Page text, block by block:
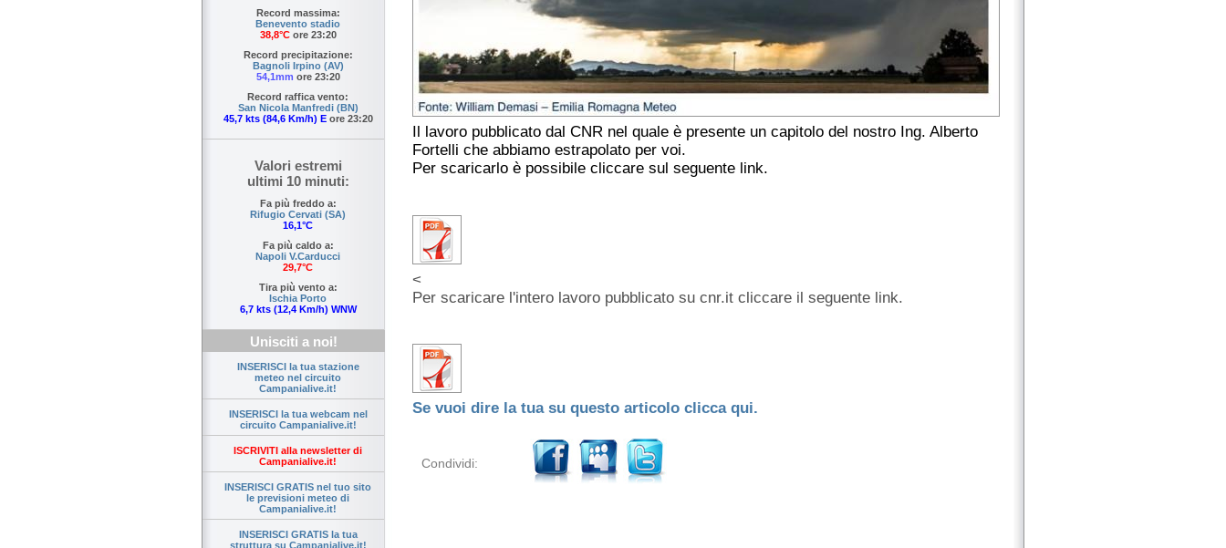
Record massima:
Benevento stadio
38,8°Core 23:20
Record precipitazione:
Bagnoli Irpino (AV)
54,1mm ore 23:20
Record raffica vento:
San Nicola Manfredi (BN)
45,7 kts (84,6 Km/h) Eore 23:20
Valori estremi
ultimi 10 minuti:
Fa più freddo a:
Rifugio Cervati (SA)
16,1°C
Fa più caldo a:
Napoli V.Carducci
29,7°C
Tira più vento a:
Ischia Porto
6,7 kts (12,4 Km/h) WNW
Unisciti a noi!
INSERISCI la tua stazione
meteo nel circuito
Campanialive.it!
INSERISCI la tua webcam nel
circuito Campanialive.it!
ISCRIVITI alla newsletter di
Campanialive.it!
INSERISCI GRATIS nel tuo sito
le previsioni meteo di
Campanialive.it!
INSERISCI GRATIS la tua
struttura su Campanialive.it!
Il lavoro pubblicato dal CNR nel quale è presente un capitolo del nostro Ing. Alberto
Fortelli che abbiamo estrapolato per voi.
Per scaricarlo è possibile cliccare sul seguente link.
<
Per scaricare l'intero lavoro pubblicato su cnr.it cliccare il seguente link.
Se vuoi dire la tua su questo articolo clicca qui.
Condividi: